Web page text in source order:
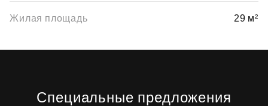
Жилая площадь 29 м²
Специальные предложения